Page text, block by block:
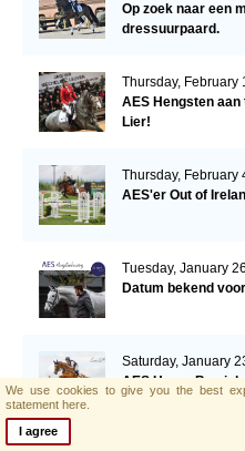
Op zoek naar een
dressuurpaard.
Thursday, February
AES Hengsten
Lier!
Thursday, February
AES'er Out of
Tuesday, January 26
Datum bekend
Saturday, January
AES Horse
Eventing Ireland's
We use cookies to give you the best
statement here.
I agree